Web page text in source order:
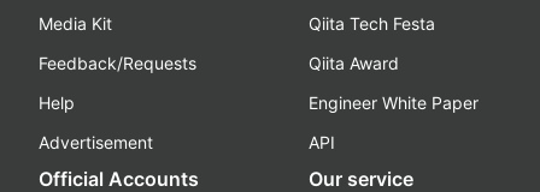
Media Kit
Feedback/Requests
Help
Advertisement
Qiita Tech Festa
Qiita Award
Engineer White Paper
API
Official Accounts Our service